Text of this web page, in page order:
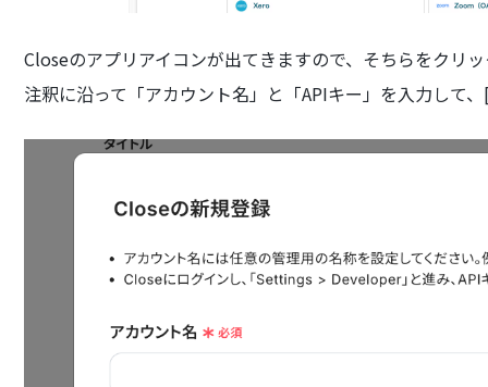
Closeのアプリアイコンが出てきますので、そちらをクリ
注釈に沿って「アカウント名」と「APIキー」を入力して